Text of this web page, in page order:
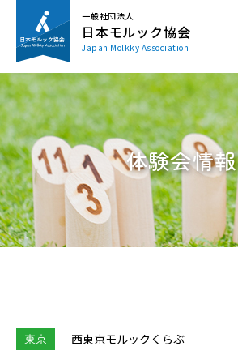
一般社団法人
日本モルック協会
Japan Mölkky Association
体験会情報
東京 ⻄東京モルックくらぶ